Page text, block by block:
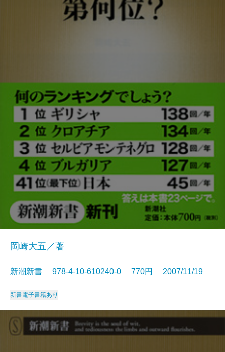
岡崎大五／著
新潮新書 978-4-10-610240-0 770円 2007/11/19
新書電子書籍あり